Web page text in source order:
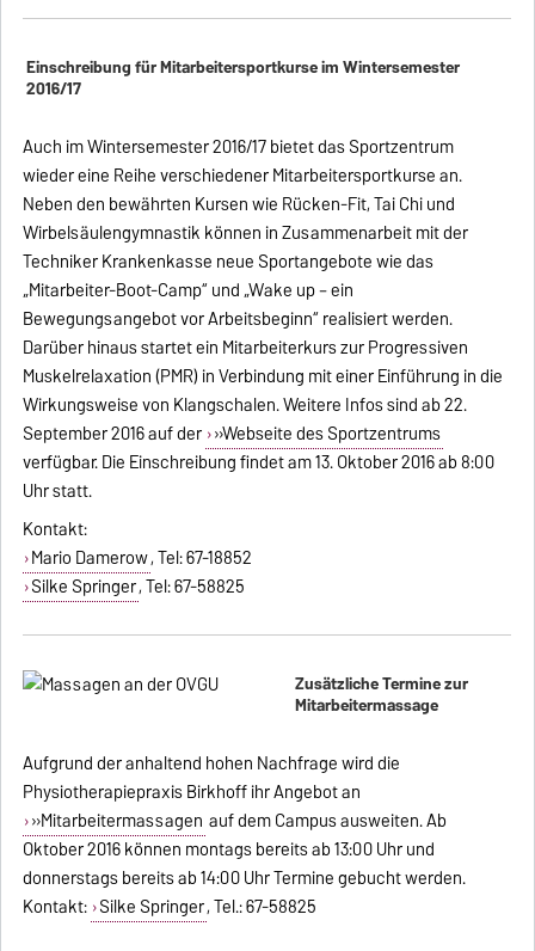
Einschreibung für Mitarbeitersportkurse im Wintersemester
2016/17
Auch im Wintersemester 2016/17 bietet das Sportzentrum
wieder eine Reihe verschiedener Mitarbeitersportkurse an.
Neben den bewährten Kursen wie Rücken-Fit, Tai Chi und
Wirbelsäulengymnastik können in Zusammenarbeit mit der
Techniker Krankenkasse neue Sportangebote wie das
„Mitarbeiter-Boot-Camp“ und „Wake up – ein
Bewegungsangebot vor Arbeitsbeginn“ realisiert werden.
Darüber hinaus startet ein Mitarbeiterkurs zur Progressiven
Muskelrelaxation (PMR) in Verbindung mit einer Einführung in die
Wirkungsweise von Klangschalen. Weitere Infos sind ab 22.
September 2016 auf der »Webseite des Sportzentrums
verfügbar. Die Einschreibung findet am 13. Oktober 2016 ab 8:00
Uhr statt.
Kontakt:
Mario Damerow, Tel: 67-18852
Silke Springer, Tel: 67-58825
Zusätzliche Termine zur
Mitarbeitermassage
Aufgrund der anhaltend hohen Nachfrage wird die
Physiotherapiepraxis Birkhoff ihr Angebot an
»Mitarbeitermassagen auf dem Campus ausweiten. Ab
Oktober 2016 können montags bereits ab 13:00 Uhr und
donnerstags bereits ab 14:00 Uhr Termine gebucht werden.
Kontakt: Silke Springer, Tel.: 67-58825